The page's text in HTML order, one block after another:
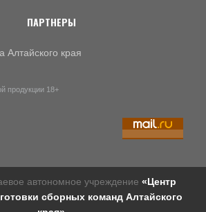
ПАРТНЕРЫ
Алтайского края
продукции 18+
автономное учреждение «Центр
сборных команд Алтайского